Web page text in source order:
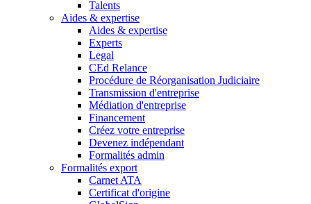
Talents
Aides & expertise
Aides & expertise
Experts
Legal
CEd Relance
Procédure de Réorganisation Judiciaire
Transmission d'entreprise
Médiation d'entreprise
Financement
Créez votre entreprise
Devenez indépendant
Formalités admin
Formalités export
Carnet ATA
Certificat d'origine